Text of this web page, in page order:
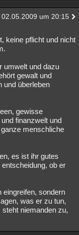
02.05.2009 um 20:15
keine pflicht und nicht
umwelt und dazu
gewalt und
und überleben
gewisse
finanzwelt und
menschliche
es ist ihr gutes
ob er
eingreifen, sondern
was er zu tun,
niemanden zu,